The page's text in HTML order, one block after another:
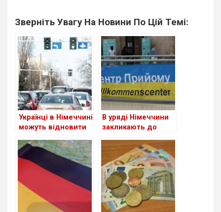
Зверніть Увагу На Новини По Цій Темі:
Українці в Німеччині
можуть відновити
посвідчення водія
В уряді Німеччини
закликають до
для шукачів
притулку: чи
стосується це
українців?